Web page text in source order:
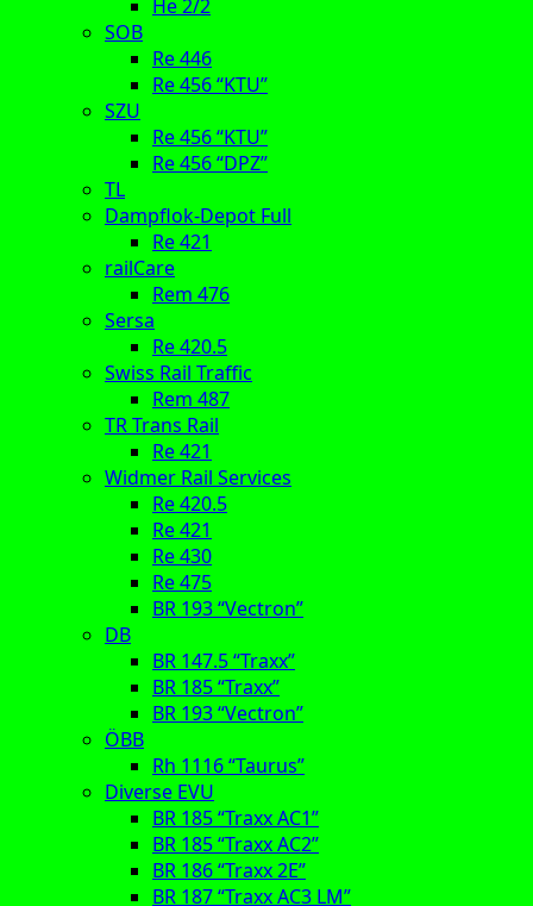
He 2/2
SOB
Re 446
Re 456 “KTU”
SZU
Re 456 “KTU”
Re 456 “DPZ”
TL
Dampflok-Depot Full
Re 421
railCare
Rem 476
Sersa
Re 420.5
Swiss Rail Traffic
Rem 487
TR Trans Rail
Re 421
Widmer Rail Services
Re 420.5
Re 421
Re 430
Re 475
BR 193 “Vectron”
DB
BR 147.5 “Traxx”
BR 185 “Traxx”
BR 193 “Vectron”
ÖBB
Rh 1116 “Taurus”
Diverse EVU
BR 185 “Traxx AC1”
BR 185 “Traxx AC2”
BR 186 “Traxx 2E”
BR 187 “Traxx AC3 LM”